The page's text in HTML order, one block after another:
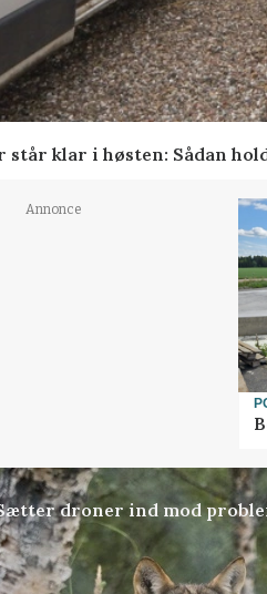
står klar i høsten: Sådan
Annonce
droner ind mod